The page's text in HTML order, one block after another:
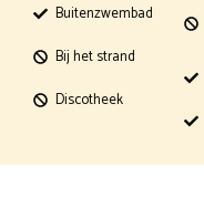
Buitenzwembad
Bij het strand
Discotheek